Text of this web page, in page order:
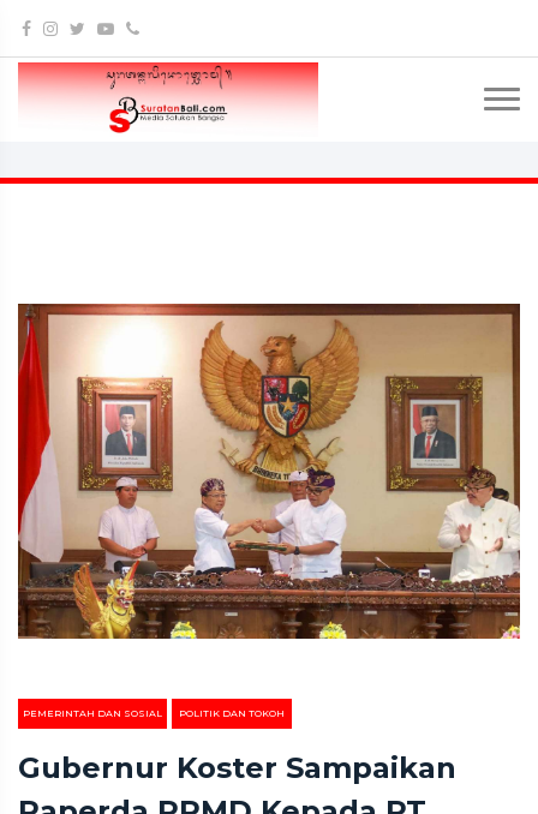
PEMERINTAH DAN SOSIAL POLITIK DAN TOKOH
Gubernur Koster Sampaikan